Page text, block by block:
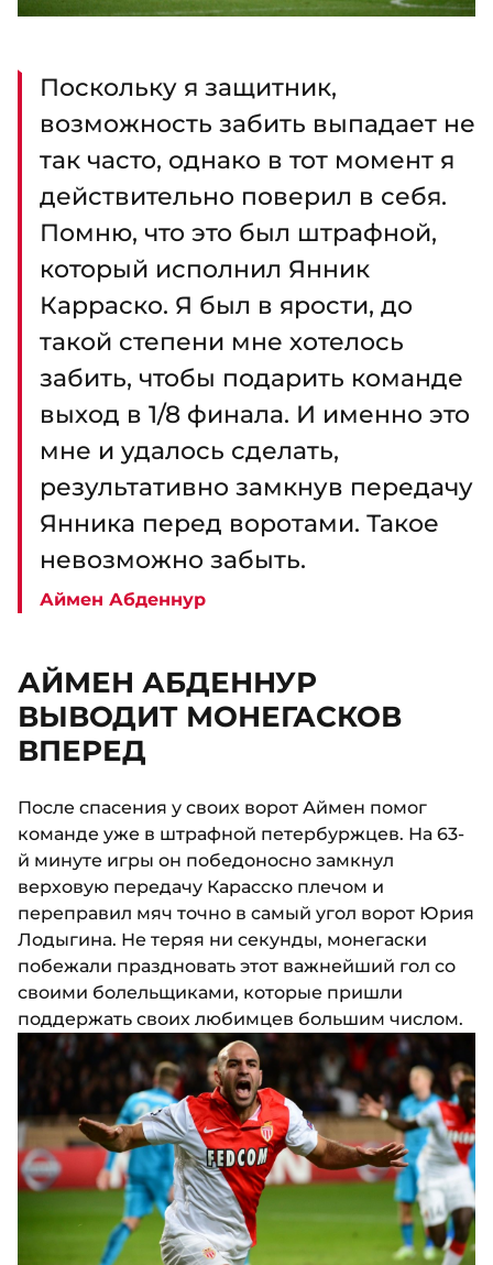
Поскольку я защитник,
возможность забить выпадает не
так часто, однако в тот момент я
действительно поверил в себя.
Помню, что это был штрафной,
который исполнил Янник
Карраско. Я был в ярости, до
такой степени мне хотелось
забить, чтобы подарить команде
выход в 1/8 финала. И именно это
мне и удалось сделать,
результативно замкнув передачу
Янника перед воротами. Такое
невозможно забыть.
Аймен Абденнур
АЙМЕН АБДЕННУР
ВЫВОДИТ МОНЕГАСКОВ
ВПЕРЕД
После спасения у своих ворот Аймен помог
команде уже в штрафной петербуржцев. На 63-
й минуте игры он победоносно замкнул
верховую передачу Карасско плечом и
переправил мяч точно в самый угол ворот Юрия
Лодыгина. Не теряя ни секунды, монегаски
побежали праздновать этот важнейший гол со
своими болельщиками, которые пришли
поддержать своих любимцев большим числом.